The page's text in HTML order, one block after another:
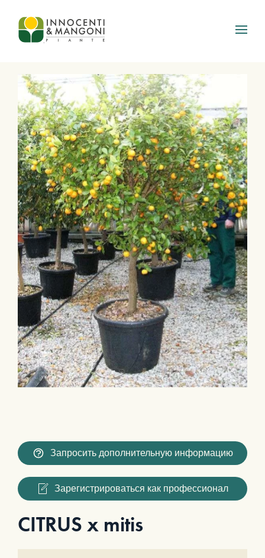
Skip to main content
Запросить дополнительную информацию
Зарегистрироваться как профессионал
CITRUS x mitis